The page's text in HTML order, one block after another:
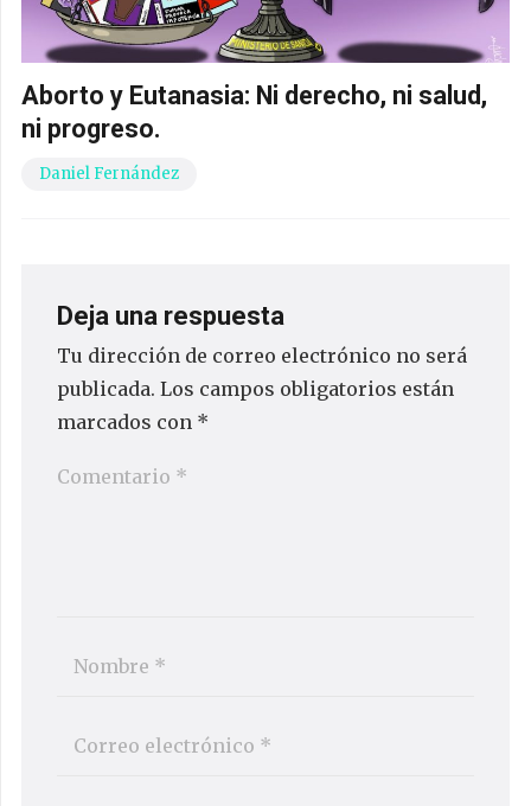
Aborto y Eutanasia: Ni derecho, ni salud,
ni progreso.
Daniel Fernández
Deja una respuesta
Tu dirección de correo electrónico no será
publicada. Los campos obligatorios están
marcados con *